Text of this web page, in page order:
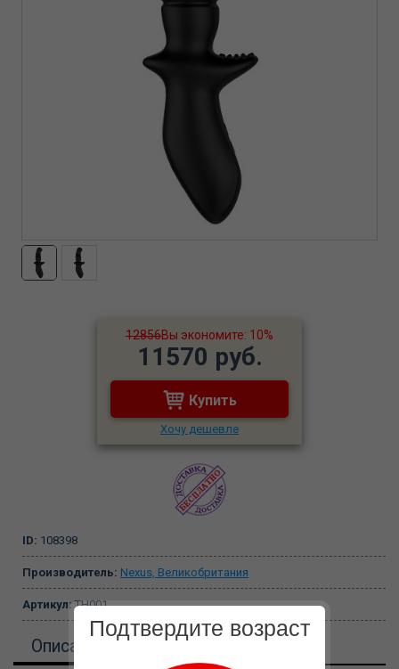
12856Вы экономите: 10%
11570 руб.
Купить
Хочу дешевле
ID: 108398
Производитель: Nexus, Великобритания
Артикул: TH001
Описание
Подтвердите возраст